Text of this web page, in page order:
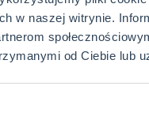
w naszej witrynie.
od Ciebie lub
Twojej
i social mediach, tym
Ci rozpoznawalność,
konkurencją i
Dajemy możliwość
trasy do Twojego